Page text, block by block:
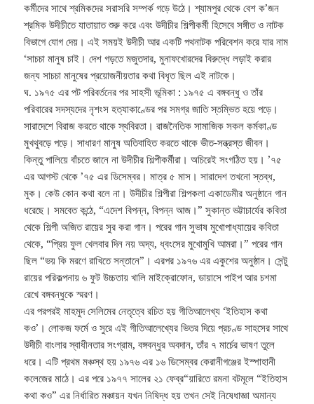
কর্মীদের সাথে শ্রমিকদের সরাসরি সম্পর্ক গড়ে উঠে। শ্যামপুর থেকে বেশ ক’জন
শ্রমিক উদীচীতে যাতায়াত শুরু করে এবং উদীচীর শিল্পীকর্মী হিসেবে সঙ্গীত ও নাটক
বিভাগে যোগ দেয়। এই সময়ই উদীচী আর একটি পথনাটক পরিবেশন করে যার নাম
‘সাচচা মানুষ চাই। দেশ গড়তে মজুতদার, মুনাফখোরদের বিরুদ্ধে লড়াই করার
জন্য সাচচা মানুষের প্রয়োজনীয়তার কথা বিধৃত ছিল এই নাটকে।
ঘ. ১৯৭৫ এর পট পরিবর্তনের পর সাহসী ভূমিকা : ১৯৭৫ এ বঙ্গবন্ধু ও তাঁর
পরিবারের সদস্যদের নৃশংস হত্যাকাণ্ডের পর সমগ্র জাতি স্তম্ভিত হয়ে পড়ে।
সারাদেশে বিরাজ করতে থাকে স্থবিরতা। রাজনৈতিক সামাজিক সকল কর্মকাণ্ড
মুখথুবড়ে পড়ে। সাধারণ মানুষ অতিবাহিত করতে থাকে ভীত-সন্ত্রস্ত জীবন।
কিন্তু পালিয়ে বাঁচতে জানে না উদীচীর শিল্পীকর্মীরা। অচিরেই সংগঠিত হয়। ’৭৫
এর আগস্ট থেকে ’৭৫ এর ডিসেম্বর। মাত্র ৫ মাস। সারাদেশ তখনো স্তব্ধ,
মুক। কেউ কোন কথা বলে না। উদীচীর শিল্পীরা শিল্পকলা একাডেমীর অনুষ্ঠানে গান
ধরেছে। সমবেত কন্ঠে, “এদেশ বিপন্ন, বিপন্ন আজ।” সুকান্ত ভট্টাচার্যের কবিতা
থেকে শিল্পী অজিত রায়ের সুর করা গান। পরের গান সুভাষ মুখোপাধ্যায়ের কবিতা
থেকে, “প্রিয় ফুল খেলবার দিন নয় অদ্য, ধ্বংসের মুখোমুখি আমরা।” পরের গান
ছিল “ভয় কি মরণে রাখিতে সন্তানে”। এরপর ১৯৭৬ এর একুশের অনুষ্ঠান। সেন্টু
রায়ের পরিকল্পনায় ৬ ফুট উচ্চতায় খালি মাইক্রোফোন, ডায়াসে পাইপ আর চশমা
রেখে বঙ্গবন্ধুকে স্মরণ।
এর পরপরই মাহমুদ সেলিমের নেতৃত্বে রচিত হয় গীতিআলেখ্য ‘ইতিহাস কথা
কও’। লোকজ ফর্মে ও সুরে এই গীতিআলেখ্যের ভিতর দিয়ে প্রচণ্ড সাহসের সাথে
উদীচী বাংলার স্বাধীনতার সংগ্রাম, বঙ্গবন্ধুর অবদান, তাঁর ৭ মার্চের ভাষণ তুলে
ধরে। এটি প্রথম মঞ্চস্থ হয় ১৯৭৬ এর ১৬ ডিসেম্বর কেরানীগঞ্জের ইস্পাহানী
কলেজের মাঠে। এর পরে ১৯৭৭ সালের ২১ ফেব্র“য়ারিতে রমনা বটমূলে “ইতিহাস
কথা কও” এর নির্ধারিত মঞ্চায়ন যখন নিষিদ্ধ হয় তখন সেই নিষেধাজ্ঞা অমান্য